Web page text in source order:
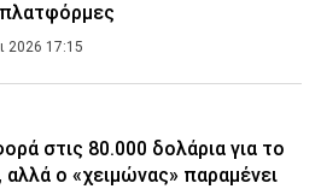
2026 17:15
στις 80.000 δολάρια για το
ο «χειμώνας» παραμένει